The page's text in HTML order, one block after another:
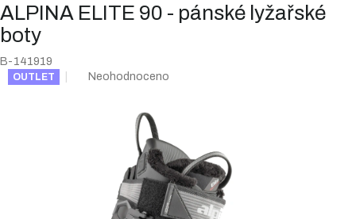
ALPINA ELITE 90 - pánské lyžařské
boty
B-141919
OUTLET
Průměrné
hvězdiček.
Neohodnoceno